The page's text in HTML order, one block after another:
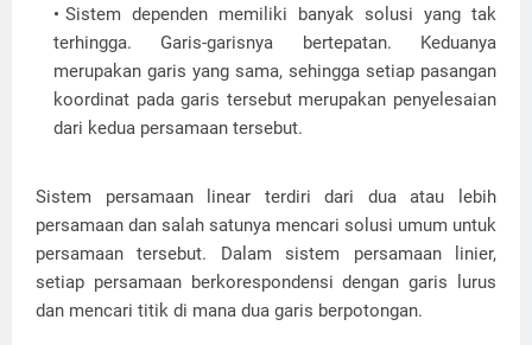
Sistem dependen memiliki banyak solusi yang tak
terhingga. Garis-garisnya bertepatan. Keduanya
merupakan garis yang sama, sehingga setiap pasangan
koordinat pada garis tersebut merupakan penyelesaian
dari kedua persamaan tersebut.
Sistem persamaan linear terdiri dari dua atau lebih
persamaan dan salah satunya mencari solusi umum untuk
persamaan tersebut. Dalam sistem persamaan linier,
setiap persamaan berkorespondensi dengan garis lurus
dan mencari titik di mana dua garis berpotongan.